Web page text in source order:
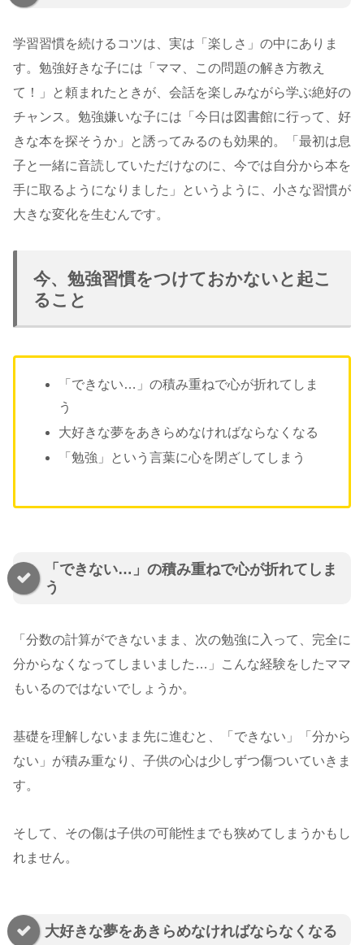
学習習慣を続けるコツは、実は「楽しさ」の中にありま
す。勉強好きな子には「ママ、この問題の解き方教え
て！」と頼まれたときが、会話を楽しみながら学ぶ絶好の
チャンス。勉強嫌いな子には「今日は図書館に行って、好
きな本を探そうか」と誘ってみるのも効果的。「最初は息
子と一緒に音読していただけなのに、今では自分から本を
手に取るようになりました」というように、小さな習慣が
大きな変化を生むんです。
今、勉強習慣をつけておかないと起こ
ること
「できない…」の積み重ねで心が折れてしま
う
大好きな夢をあきらめなければならなくなる
「勉強」という言葉に心を閉ざしてしまう
「できない…」の積み重ねで心が折れてしま
う
「分数の計算ができないまま、次の勉強に入って、完全に
分からなくなってしまいました…」こんな経験をしたママ
もいるのではないでしょうか。
基礎を理解しないまま先に進むと、「できない」「分から
ない」が積み重なり、子供の心は少しずつ傷ついていきま
す。
そして、その傷は子供の可能性までも狭めてしまうかもし
れません。
大好きな夢をあきらめなければならなくなる